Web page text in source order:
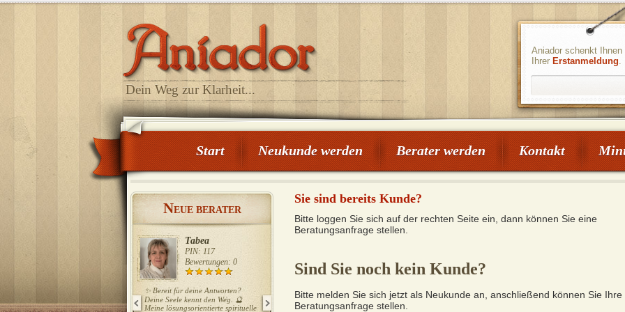
Dein Weg zur Klarheit...
Aniador schenkt Ihnen
Ihrer Erstanmeldung.
Start Neukunde werden Berater werden Kontakt
NEUE BERATER
Tabea
PIN: 117
Bewertungen: 0
✨ Bereit für deine Antworten?
Deine Seele kennt den Weg. 🔮
Meine lösungsorientierte spirituelle
Bewertungen: 0
Ich biete intuitive Klarheit,
seelische Tiefe und systemisches
Wissen – für echte Veränderung.
Bewertungen: 2
Ich biete dir meinen ganzen
Erfahrungsschatz von Kartenlegen
über Astrologie bis Chakren- und
💫 Spiritueller Kartenleger –
Schicksal & Erfolg
Sie sind bereits Kunde?
Bitte loggen Sie sich auf der rechten Seite ein, dann können Sie eine
Beratungsanfrage stellen.
Sind Sie noch kein Kunde?
Bitte melden Sie sich jetzt als Neukunde an, anschließend können Sie Ihre
Beratungsanfrage stellen.